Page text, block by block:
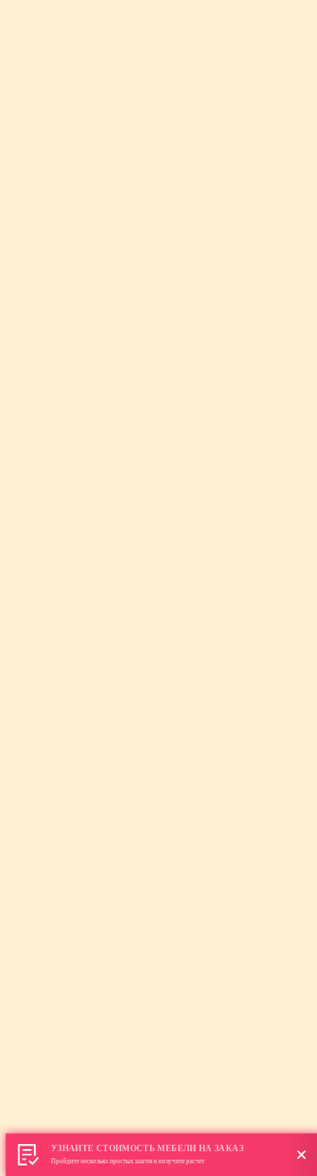
УЗНАЙТЕ СТОИМОСТЬ МЕБЕЛИ НА ЗАКАЗ
Пройдите несколько простых шагов и получите расчет